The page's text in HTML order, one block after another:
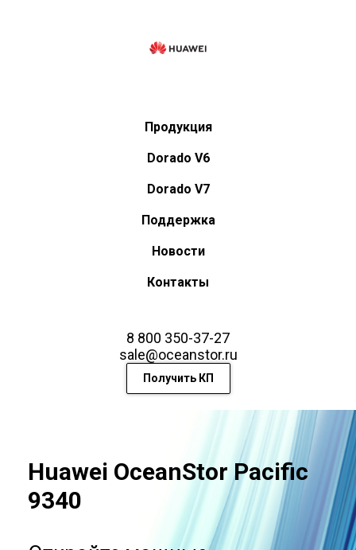
Продукция
Dorado V6
Dorado V7
Поддержка
Новости
Контакты
8 800 350-37-27
sale@oceanstor.ru
Получить КП
Huawei OceanStor Pacific
9340